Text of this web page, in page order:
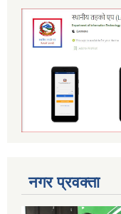
नगर प्रवक्ता